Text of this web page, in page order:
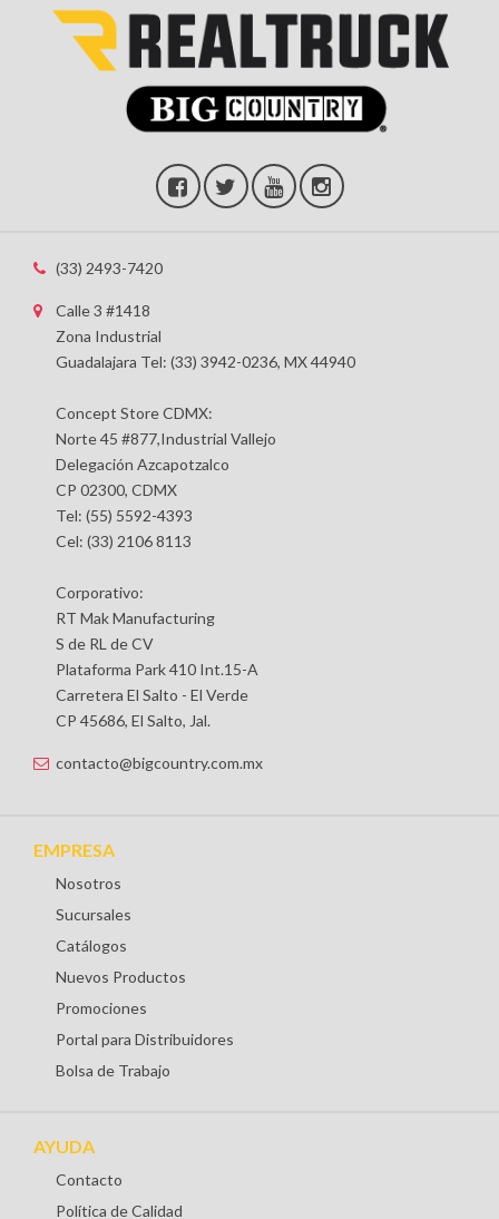
(33) 2493-7420
Calle 3 #1418
Zona Industrial
Guadalajara Tel: (33) 3942-0236, MX 44940
Concept Store CDMX:
Norte 45 #877,Industrial Vallejo
Delegación Azcapotzalco
CP 02300, CDMX
Tel: (55) 5592-4393
Cel: (33) 2106 8113
Corporativo:
RT Mak Manufacturing
S de RL de CV
Plataforma Park 410 Int.15-A
Carretera El Salto - El Verde
CP 45686, El Salto, Jal.
contacto@bigcountry.com.mx
EMPRESA
Nosotros
Sucursales
Catálogos
Nuevos Productos
Promociones
Portal para Distribuidores
Bolsa de Trabajo
AYUDA
Contacto
Política de Calidad